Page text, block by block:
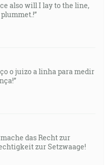
also will I lay to the line,
o juizo a linha para medir
das Recht zur
zur Setzwaage!